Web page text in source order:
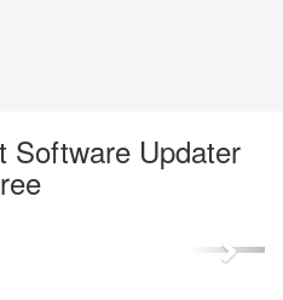
Updater
Next